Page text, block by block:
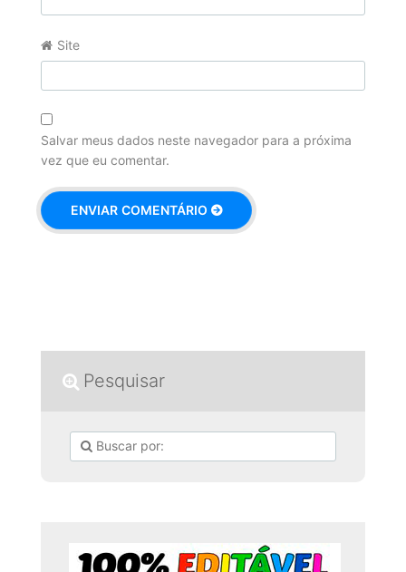
Site
Salvar meus dados neste navegador para a próxima
vez que eu comentar.
Pesquisar